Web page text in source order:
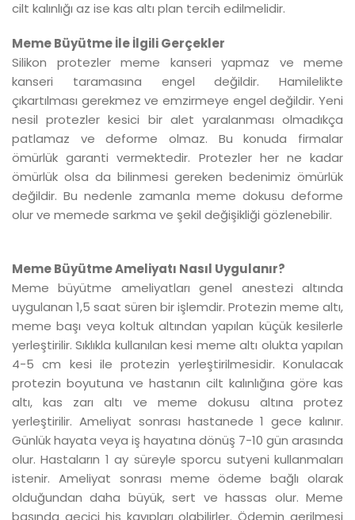
cilt kalınlığı az ise kas altı plan tercih edilmelidir.
Meme Büyütme İle İlgili Gerçekler
Silikon protezler meme kanseri yapmaz ve meme
kanseri taramasına engel değildir. Hamilelikte
çıkartılması gerekmez ve emzirmeye engel değildir. Yeni
nesil protezler kesici bir alet yaralanması olmadıkça
patlamaz ve deforme olmaz. Bu konuda firmalar
ömürlük garanti vermektedir. Protezler her ne kadar
ömürlük olsa da bilinmesi gereken bedenimiz ömürlük
değildir. Bu nedenle zamanla meme dokusu deforme
olur ve memede sarkma ve şekil değişikliği gözlenebilir.
Meme Büyütme Ameliyatı Nasıl Uygulanır?
Meme büyütme ameliyatları genel anestezi altında
uygulanan 1,5 saat süren bir işlemdir. Protezin meme altı,
meme başı veya koltuk altından yapılan küçük kesilerle
yerleştirilir. Sıklıkla kullanılan kesi meme altı olukta yapılan
4-5 cm kesi ile protezin yerleştirilmesidir. Konulacak
protezin boyutuna ve hastanın cilt kalınlığına göre kas
altı, kas zarı altı ve meme dokusu altına protez
yerleştirilir. Ameliyat sonrası hastanede 1 gece kalınır.
Günlük hayata veya iş hayatına dönüş 7-10 gün arasında
olur. Hastaların 1 ay süreyle sporcu sutyeni kullanmaları
istenir. Ameliyat sonrası meme ödeme bağlı olarak
olduğundan daha büyük, sert ve hassas olur. Meme
başında geçici his kayıpları olabilirler. Ödemin gerilmesi